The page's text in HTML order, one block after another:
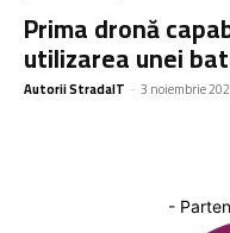
Prima dronă
utilizarea unei
Autorii StradaIT - 3 noiembrie
-